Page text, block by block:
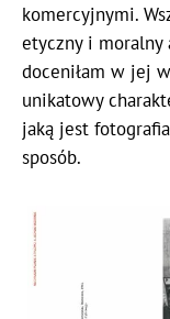
komercyjnymi.
etyczny i moralny
doceniłam w jej
unikatowy
jaką jest
sposób.